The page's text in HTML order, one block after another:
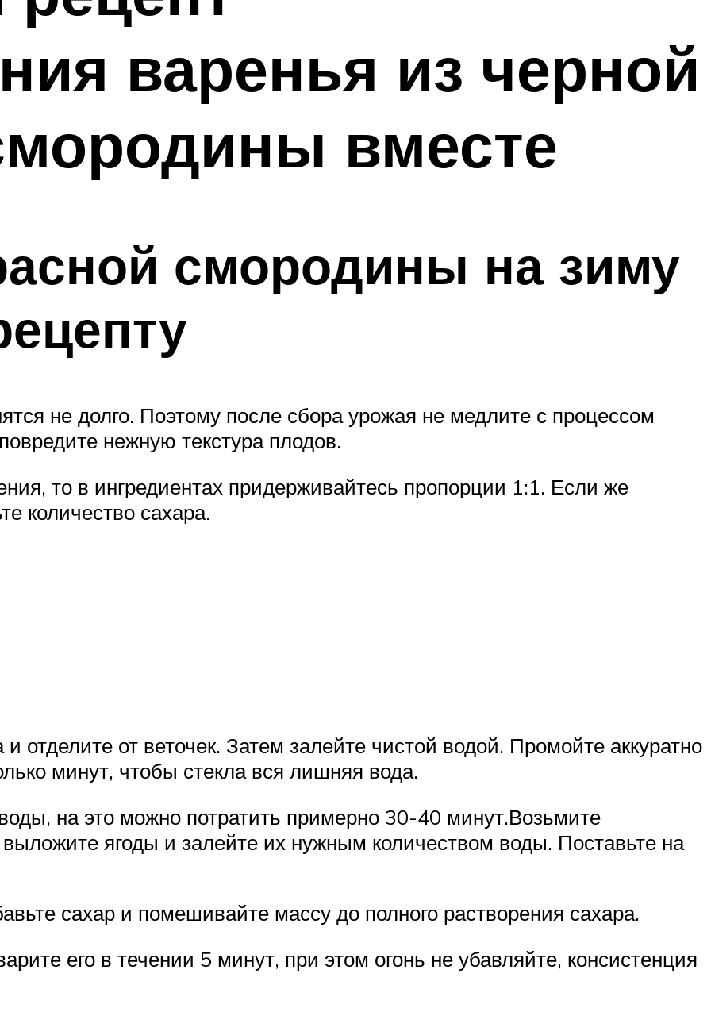
варенья из черной
вместе
смородины на зиму
не долго. Поэтому после сбора урожая не медлите с процессом
нежную текстура плодов.
то в ингредиентах придерживайтесь пропорции 1:1. Если же
количество сахара.
отделите от веточек. Затем залейте чистой водой. Промойте аккуратно
минут, чтобы стекла вся лишняя вода.
воды, на это можно потратить примерно 30-40 минут.Возьмите
ягоды и залейте их нужным количеством воды. Поставьте на
сахар и помешивайте массу до полного растворения сахара.
его в течении 5 минут, при этом огонь не убавляйте, консистенция